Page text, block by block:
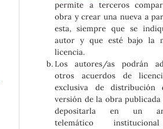
permite a terceros
obra y crear una nueva a
esta, siempre que se
autor y que esté bajo la
licencia.
Los autores/as podrán
otros acuerdos de
exclusiva de distribución
versión de la obra publicada
depositarla en un
telemático